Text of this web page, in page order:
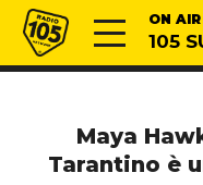
Vai al contenuto
Radio 105 ON AIR
105
Maya
Tarantino è